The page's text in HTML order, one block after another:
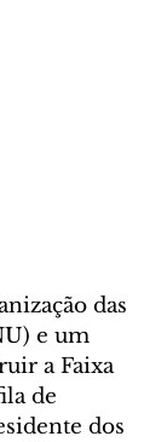
das
e um
a Faixa
de
dos